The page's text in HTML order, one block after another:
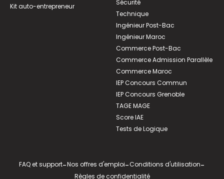
Kit auto-entrepreneur
Sécurité
Technique
Ingénieur Post-Bac
Ingénieur Maroc
Commerce Post-Bac
Commerce Admission Parallèle
Commerce Maroc
IEP Concours Commun
IEP Concours Grenoble
TAGE MAGE
Score IAE
Tests de Logique
FAQ et support-Nos offres d'emploi-Conditions d'utilisation-
Règles de confidentialité